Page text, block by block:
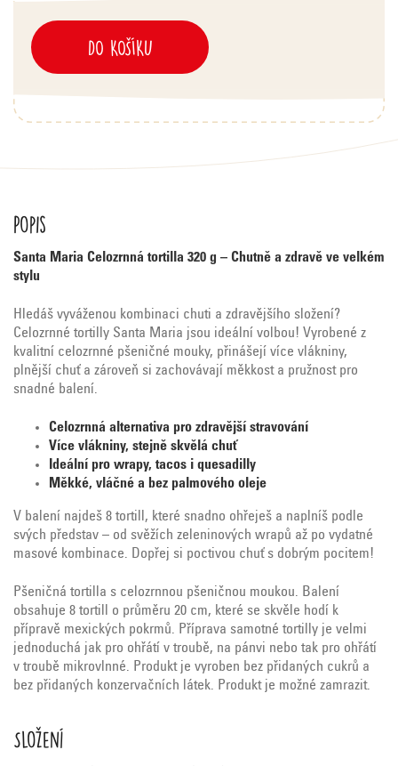
DO KOŠÍKU
Popis
Santa Maria Celozrnná tortilla 320 g – Chutně a zdravě ve velkém
stylu
Hledáš vyváženou kombinaci chuti a zdravějšího složení?
Celozrnné tortilly Santa Maria jsou ideální volbou! Vyrobené z
kvalitní celozrnné pšeničné mouky, přinášejí více vlákniny,
plnější chuť a zároveň si zachovávají měkkost a pružnost pro
snadné balení.
Celozrnná alternativa pro zdravější stravování
Více vlákniny, stejně skvělá chuť
Ideální pro wrapy, tacos i quesadilly
Měkké, vláčné a bez palmového oleje
V balení najdeš 8 tortill, které snadno ohřeješ a naplníš podle
svých představ – od svěžích zeleninových wrapů až po vydatné
masové kombinace. Dopřej si poctivou chuť s dobrým pocitem!
Pšeničná tortilla s celozrnnou pšeničnou moukou. Balení
obsahuje 8 tortill o průměru 20 cm, které se skvěle hodí k
přípravě mexických pokrmů. Příprava samotné tortilly je velmi
jednoduchá jak pro ohřátí v troubě, na pánvi nebo tak pro ohřátí
v troubě mikrovlnné. Produkt je vyroben bez přidaných cukrů a
bez přidaných konzervačních látek. Produkt je možné zamrazit.
Složení